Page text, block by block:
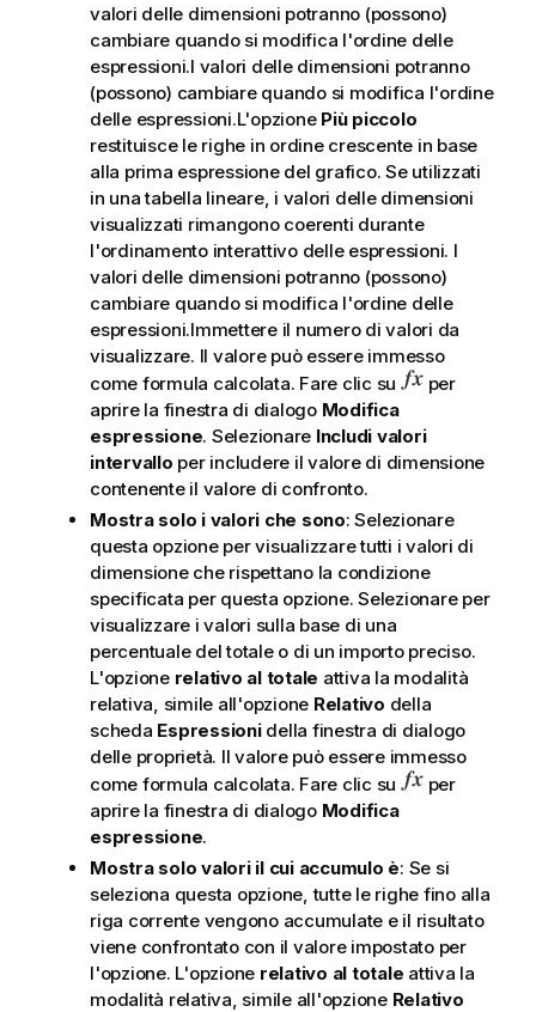
valori delle dimensioni potranno (possono)
cambiare quando si modifica l'ordine delle
espressioni.I valori delle dimensioni potranno
(possono) cambiare quando si modifica l'ordine
delle espressioni.L'opzione Più piccolo
restituisce le righe in ordine crescente in base
alla prima espressione del grafico. Se utilizzati
in una tabella lineare, i valori delle dimensioni
visualizzati rimangono coerenti durante
l'ordinamento interattivo delle espressioni. I
valori delle dimensioni potranno (possono)
cambiare quando si modifica l'ordine delle
espressioni.Immettere il numero di valori da
visualizzare. Il valore può essere immesso
come formula calcolata. Fare clic su
per
aprire la finestra di dialogo Modifica
espressione. Selezionare Includi valori
intervallo per includere il valore di dimensione
contenente il valore di confronto.
Mostra solo i valori che sono: Selezionare
questa opzione per visualizzare tutti i valori di
dimensione che rispettano la condizione
specificata per questa opzione. Selezionare per
visualizzare i valori sulla base di una
percentuale del totale o di un importo preciso.
L'opzione relativo al totale attiva la modalità
relativa, simile all'opzione Relativo della
scheda Espressionidella finestra di dialogo
delle proprietà. Il valore può essere immesso
come formula calcolata. Fare clic su
per
aprire la finestra di dialogo Modifica
espressione.
Mostra solo valori il cui accumulo è: Se si
seleziona questa opzione, tutte le righe fino alla
riga corrente vengono accumulate e il risultato
viene confrontato con il valore impostato per
l'opzione. L'opzione relativo al totale attiva la
modalità relativa, simile all'opzione Relativo